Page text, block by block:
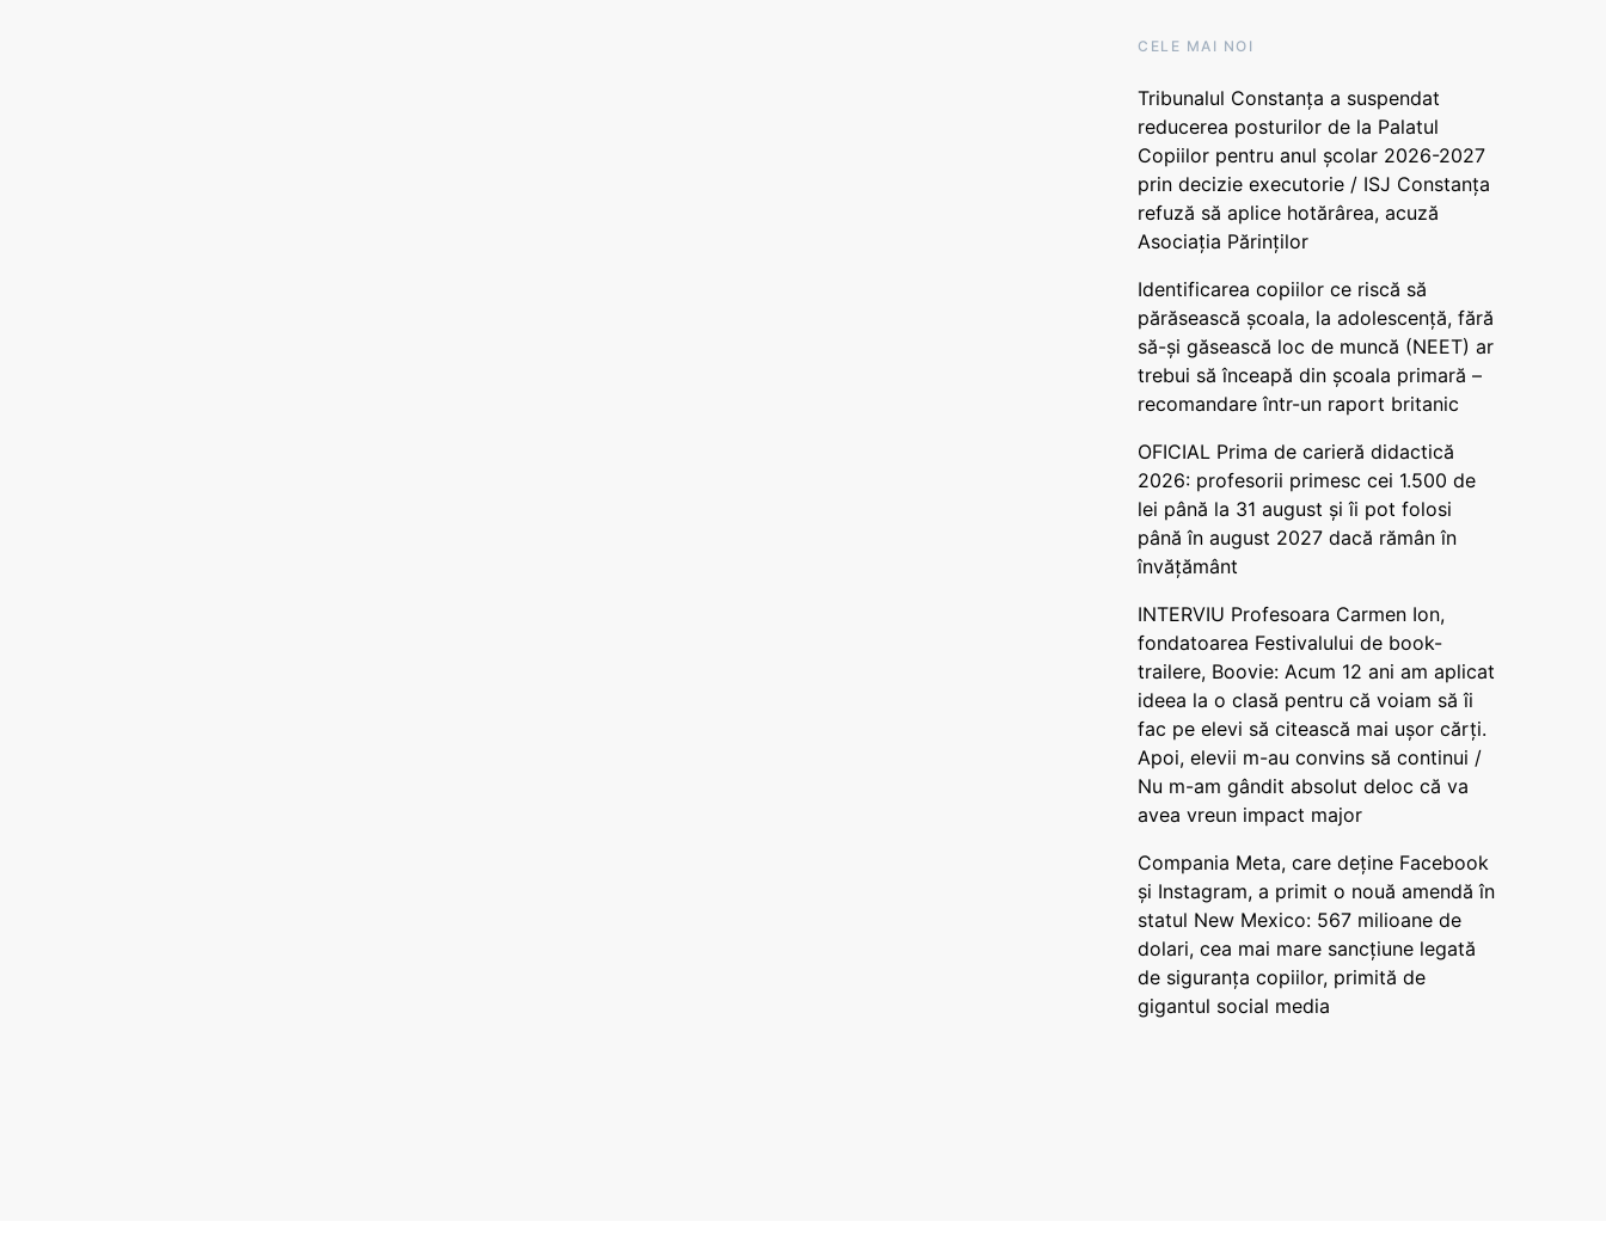
CELE MAI NOI
Tribunalul Constanța a suspendat
reducerea posturilor de la Palatul
Copiilor pentru anul școlar 2026-2027
prin decizie executorie / ISJ Constanța
refuză să aplice hotărârea, acuză
Asociația Părinților
Identificarea copiilor ce riscă să
părăsească școala, la adolescență, fără
să-și găsească loc de muncă (NEET) ar
trebui să înceapă din școala primară –
recomandare într-un raport britanic
OFICIAL Prima de carieră didactică
2026: profesorii primesc cei 1.500 de
lei până la 31 august și îi pot folosi
până în august 2027 dacă rămân în
învățământ
INTERVIU Profesoara Carmen Ion,
fondatoarea Festivalului de book-
trailere, Boovie: Acum 12 ani am aplicat
ideea la o clasă pentru că voiam să îi
fac pe elevi să citească mai ușor cărți.
Apoi, elevii m-au convins să continui /
Nu m-am gândit absolut deloc că va
avea vreun impact major
Compania Meta, care deține Facebook
și Instagram, a primit o nouă amendă în
statul New Mexico: 567 milioane de
dolari, cea mai mare sancțiune legată
de siguranța copiilor, primită de
gigantul social media